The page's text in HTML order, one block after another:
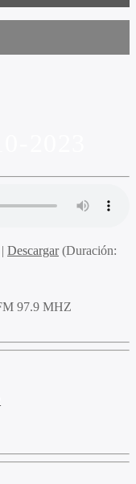
| Descargar(Duración:
97.9 MHZ